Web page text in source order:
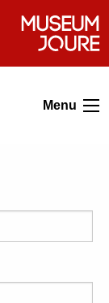
Menu